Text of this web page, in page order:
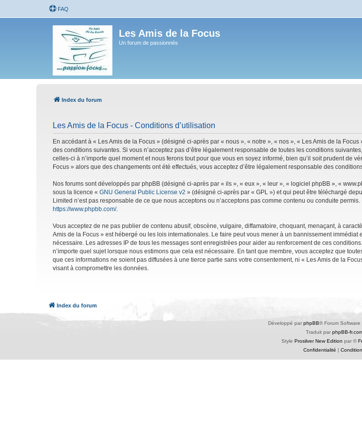
FAQ
Les Amis de la Focus
Un forum de passionnés
Index du forum
Les Amis de la Focus - Conditions d’utilisation
En accédant à « Les Amis de la Focus » (désigné ci-après par « nous », « notre », « nos », « Les Amis de la
des conditions suivantes. Si vous n’acceptez pas d’être légalement responsable de toutes les conditions
celles-ci à n’importe quel moment et nous ferons tout pour que vous en soyez informé, bien qu’il soit prudent de
Focus » alors que des changements ont été effectués, vous acceptez d’être légalement responsable des
Nos forums sont développés par phpBB (désigné ci-après par « ils », « eux », « leur », « logiciel phpBB », «
sous la licence « GNU General Public License v2 » (désigné ci-après par « GPL ») et qui peut être téléchargé
Limited n’est pas responsable de ce que nous acceptons ou n’acceptons pas comme contenu ou conduite
https://www.phpbb.com/.
Vous acceptez de ne pas publier de contenu abusif, obscène, vulgaire, diffamatoire, choquant, menaçant, à
Amis de la Focus » est hébergé ou les lois internationales. Le faire peut vous mener à un bannissement
nécessaire. Les adresses IP de tous les messages sont enregistrées pour aider au renforcement de ces
n’importe quel sujet lorsque nous estimons que cela est nécessaire. En tant que membre, vous acceptez que
que ces informations ne soient pas diffusées à une tierce partie sans votre consentement, ni « Les Amis de la
visant à compromettre les données.
Index du forum
Développé par phpBB® Forum
Traduit par phpBB-
Style Prosilver New Edition par ©
Confidentialité |